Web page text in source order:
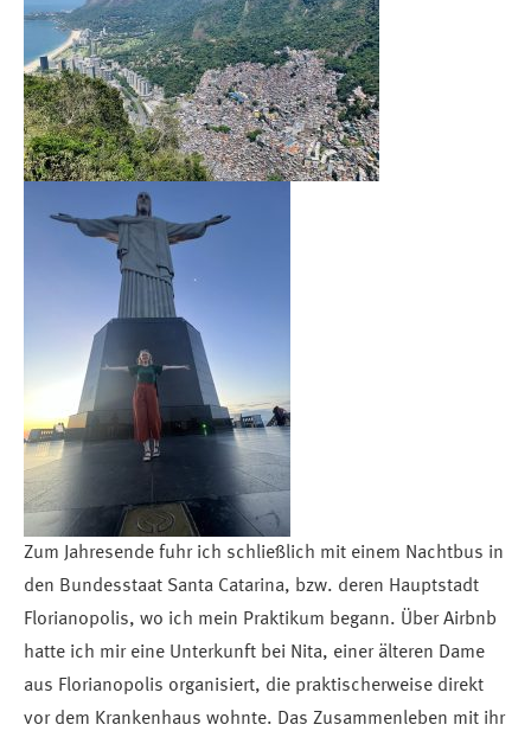
Zum Jahresende fuhr ich schließlich mit einem Nachtbus in
den Bundesstaat Santa Catarina, bzw. deren Hauptstadt
Florianopolis, wo ich mein Praktikum begann. Über Airbnb
hatte ich mir eine Unterkunft bei Nita, einer älteren Dame
aus Florianopolis organisiert, die praktischerweise direkt
vor dem Krankenhaus wohnte. Das Zusammenleben mit ihr